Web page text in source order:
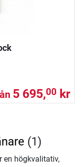
5 695,00 kr
(1)
en högkvalitativ,